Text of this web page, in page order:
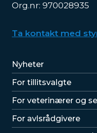
Org.nr: 970028935
Ta kontakt med
Lenker
Nyheter
For tillitsvalgte
For veterinærer og
For avlsrådgivere